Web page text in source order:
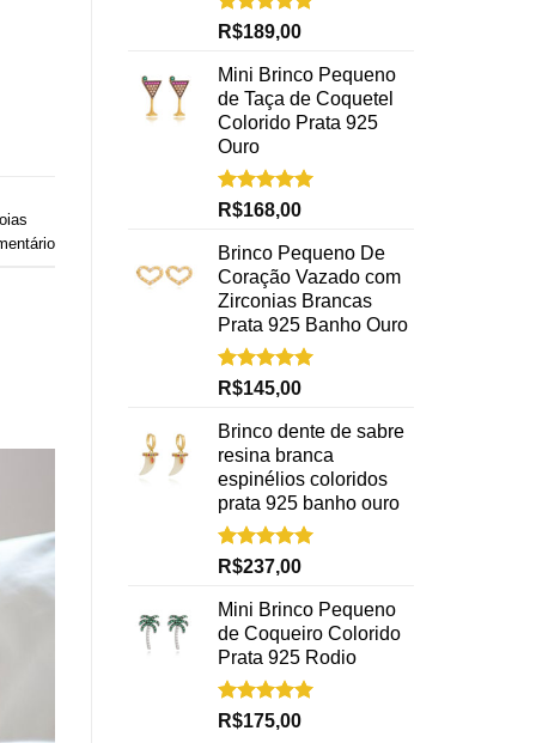
Avaliação
R$189,00
Mini Brinco Pequeno
de Taça de Coquetel
Colorido Prata 925
Ouro
Avaliação
R$168,00
Brinco Pequeno De
Coração Vazado com
Zirconias Brancas
Prata 925 Banho Ouro
Avaliação
R$145,00
Brinco dente de sabre
resina branca
espinélios coloridos
prata 925 banho ouro
Avaliação
R$237,00
Mini Brinco Pequeno
de Coqueiro Colorido
Prata 925 Rodio
Avaliação
R$175,00